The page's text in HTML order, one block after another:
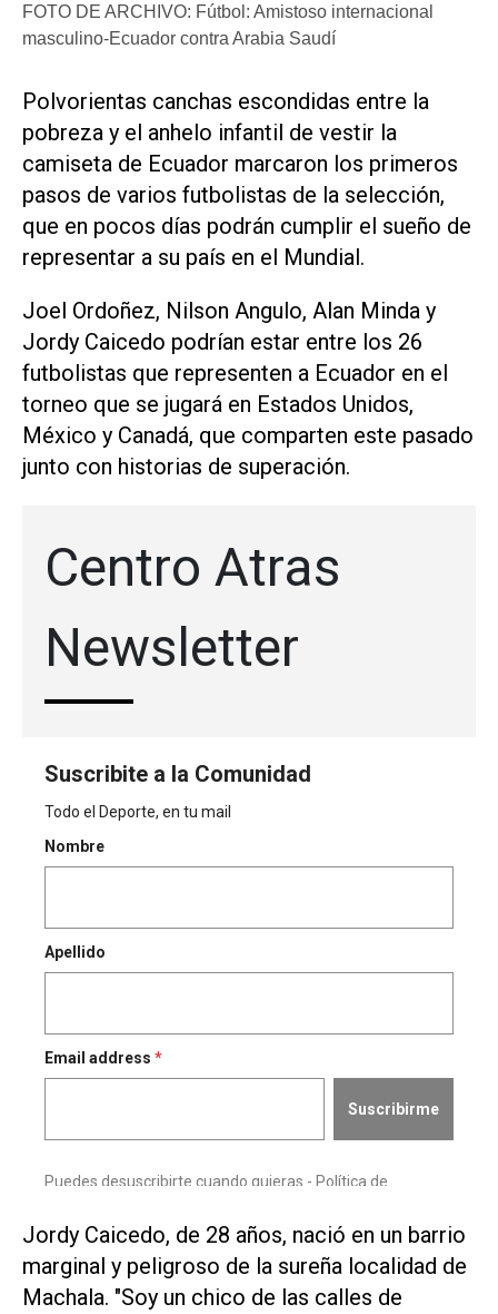
FOTO DE ARCHIVO: Fútbol: Amistoso internacional
masculino-Ecuador contra Arabia Saudí
Polvorientas ​canchas escondidas entre la
pobreza y el anhelo infantil de vestir la
camiseta de Ecuador marcaron los primeros
pasos de varios futbolistas de la selección,
que en pocos días podrán cumplir ‌el sueño de
representar a su país ‌en el Mundial.
Joel Ordoñez, Nilson Angulo, Alan Minda y
Jordy Caicedo podrían estar entre los 26
futbolistas que representen a Ecuador en el
torneo que se jugará en Estados Unidos,
México y Canadá, que comparten este pasado
junto con historias de superación.
Jordy Caicedo, de 28 años, nació en un barrio
marginal y peligroso de la sureña localidad de
Machala. "Soy un chico de las calles de